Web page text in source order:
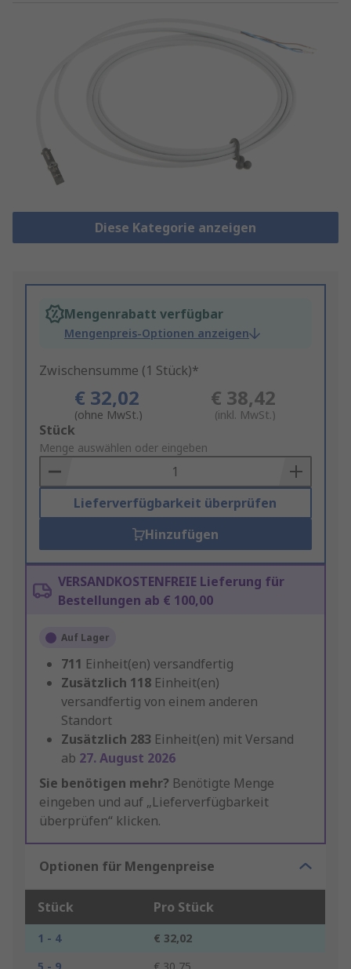
Diese Kategorie anzeigen
Mengenrabatt verfügbar
Mengenpreis-Optionen anzeigen
Zwischensumme (1 Stück)*
€ 32,02
(ohne MwSt.)
€ 38,42
(inkl. MwSt.)
Add
to
Basket
Stück
Menge auswählen oder eingeben
Lieferverfügbarkeit überprüfen
Hinzufügen
VERSANDKOSTENFREIE Lieferung für
Bestellungen ab € 100,00
Auf Lager
711 Einheit(en) versandfertig
Zusätzlich 118 Einheit(en)
versandfertig von einem anderen
Standort
Zusätzlich 283 Einheit(en) mit Versand
ab 27. August 2026
Sie benötigen mehr? Benötigte Menge
eingeben und auf „Lieferverfügbarkeit
überprüfen“ klicken.
Optionen für Mengenpreise
Stück Pro Stück
1 - 4
€ 32,02